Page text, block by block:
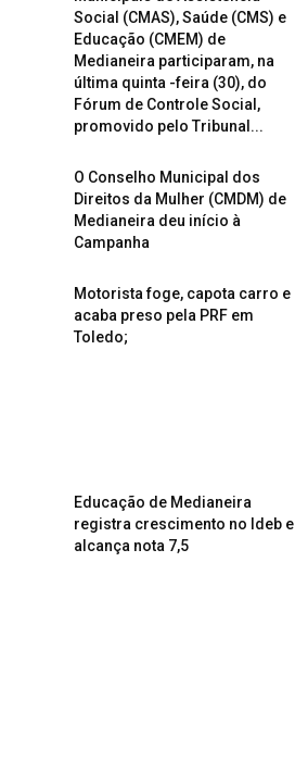
Social (CMAS), Saúde (CMS) e
Educação (CMEM) de
Medianeira participaram, na
última quinta -feira (30), do
Fórum de Controle Social,
promovido pelo Tribunal...
O Conselho Municipal dos
Direitos da Mulher (CMDM) de
Medianeira deu início à
Campanha
Motorista foge, capota carro e
acaba preso pela PRF em
Toledo;
Educação de Medianeira
registra crescimento no Ideb e
alcança nota 7,5